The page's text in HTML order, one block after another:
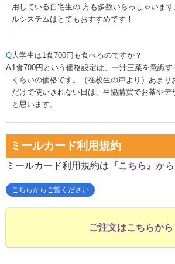
用している自宅生の 方も多数いらっしゃいま
ルシステムはとてもおすすめです！
Q大学生は1食700円も食べるのですか？
A1食700円という価格設定は、一汁三菜を意識
くらいの価格です。（在校生の声より）あま
だけで使いきれない日は、生協購買でお茶やデ
と思います。
ミールカード利用規約
ミールカード利用規約は 『こちら』 か
こちらからご覧ください
ご注文はこちらから